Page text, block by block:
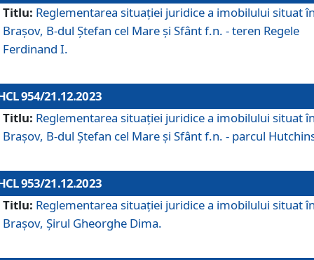
Titlu: Reglementarea situației juridice a imobilului situat
Brașov, B-dul Ștefan cel Mare și Sfânt f.n. - teren Regele
Ferdinand I.
954/21.12.2023
Titlu: Reglementarea situației juridice a imobilului situat
Brașov, B-dul Ștefan cel Mare și Sfânt f.n. - parcul
953/21.12.2023
Titlu: Reglementarea situației juridice a imobilului situat
Brașov, Șirul Gheorghe Dima.